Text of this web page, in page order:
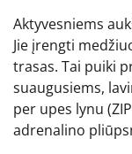
Aktyvesniems
Jie įrengti
trasas. Tai puiki
suaugusiems,
per upes lynu
adrenalino